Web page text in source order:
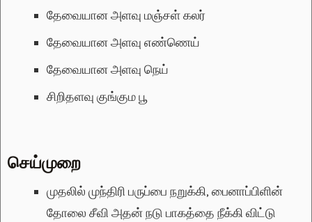
தேவையான அளவு மஞ்சள் கலர்
தேவையான அளவு எண்ணெய்
தேவையான அளவு நெய்
சிறிதளவு குங்கும பூ
செய்முறை
முதலில் முந்திரி பருப்பை நறுக்கி, பைனாப்பிளின்
தோலை சீவி அதன் நடு பாகத்தை நீக்கி விட்டு